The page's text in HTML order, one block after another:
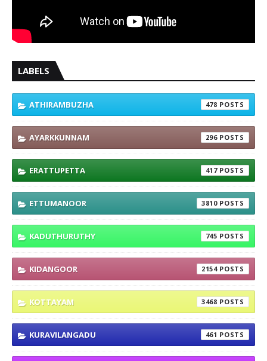
LABELS
ATHIRAMBUZHA 478
AYARKKUNNAM 296
ERATTUPETTA 417
ETTUMANOOR 3810
KADUTHURUTHY 745
KIDANGOOR 2154
KOTTAYAM 3468
KURAVILANGADU 461